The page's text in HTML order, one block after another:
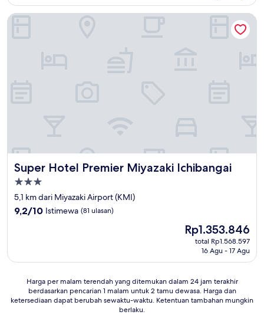
(221
ulasan)
Super Hotel Premier Miyazaki Ichibangai
Super Hotel Premier Miyazaki Ichibangai
Properti
bintang
3.0
5,1 km dari Miyazaki Airport (KMI)
9.2
ulasan)
9,2/10 Istimewa (81 ulasan)
Harga
sekarang
Rp1.353.846
Rp1.353.846
total Rp1.568.597
16 Agu - 17 Agu
Super Hotel Premier Miyazaki Ichibangai
Harga
malam
Harga per malam terendah yang ditemukan dalam 24 jam terakhir
berdasarkan pencarian 1 malam untuk 2 tamu dewasa. Harga dan
ketersediaan dapat berubah sewaktu-waktu. Ketentuan tambahan mungkin
berlaku.